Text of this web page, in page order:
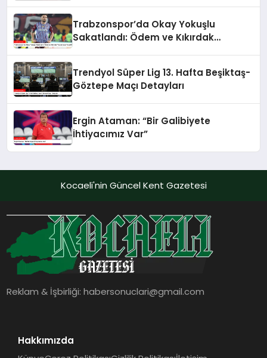
Trabzonspor’da Okay Yokuşlu
Sakatlandı: Ödem ve Kıkırdak
Trendyol Süper Lig 13. Hafta Beşiktaş-
Göztepe Maçı Detayları
Ergin Ataman: “Bir Galibiyete
İhtiyacımız Var”
Kocaeli'nin Güncel Kent Gazetesi
Reklam & İşbirliği:habersonuclari@gmail.com
Hakkımızda